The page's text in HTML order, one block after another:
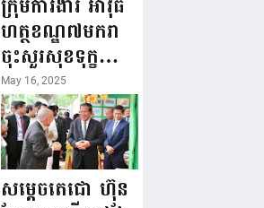
២០២៥”...
ហត្ថខណ្ឌ៧មករា
ចុះសួរសុខទុក្ខ
សមាជិក ដែលជួប
គ្រោះថ្នាក់
ចរាចរណ៍ កំពុង
សម្រាកព្យាបាល
នៅមន្ទីរពេទ្យ!
May 16, 2025
សម្តេចតេជោ ហ៊ុន